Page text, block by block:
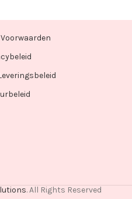
. All Rights Reserved